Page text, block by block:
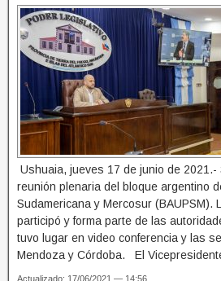
Ushuaia, jueves 17 de junio de 2021.-
reunión plenaria del bloque argentino
Sudamericana y Mercosur (BAUPSM).
participó y forma parte de las
tuvo lugar en video conferencia y las
Mendoza y Córdoba. El
Actualizado: 17/06/2021 — 14:56